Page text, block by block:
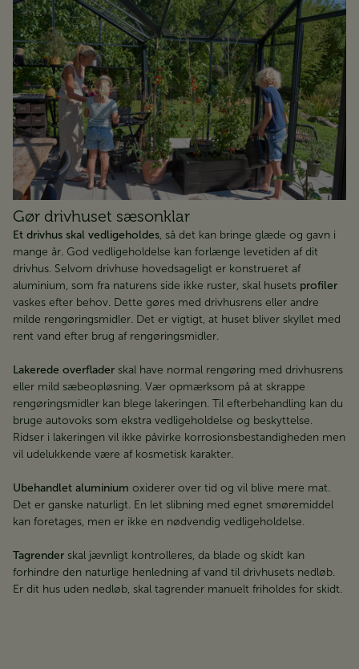
Gør drivhuset sæsonklar
Et drivhus skal vedligeholdes, så det kan bringe glæde og gavn i
mange år. God vedligeholdelse kan forlænge levetiden af dit
drivhus. Selvom drivhuse hovedsageligt er konstrueret af
aluminium, som fra naturens side ikke ruster, skal husets profiler
vaskes efter behov. Dette gøres med drivhusrens eller andre
milde rengøringsmidler. Det er vigtigt, at huset bliver skyllet med
rent vand efter brug af rengøringsmidler.
Lakerede overflader skal have normal rengøring med drivhusrens
eller mild sæbeopløsning. Vær opmærksom på at skrappe
rengøringsmidler kan blege lakeringen. Til efterbehandling kan du
bruge autovoks som ekstra vedligeholdelse og beskyttelse.
Ridser i lakeringen vil ikke påvirke korrosionsbestandigheden men
vil udelukkende være af kosmetisk karakter.
Ubehandlet aluminium oxiderer over tid og vil blive mere mat.
Det er ganske naturligt. En let slibning med egnet smøremiddel
kan foretages, men er ikke en nødvendig vedligeholdelse.
Tagrender skal jævnligt kontrolleres, da blade og skidt kan
forhindre den naturlige henledning af vand til drivhusets nedløb.
Er dit hus uden nedløb, skal tagrender manuelt friholdes for skidt.